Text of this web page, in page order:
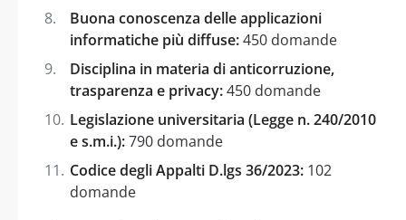
Buona conoscenza delle applicazioni
informatiche più diffuse:450 domande
Disciplina in materia di anticorruzione,
trasparenza e privacy:450 domande
Legislazione universitaria (Legge n. 240/2010
e s.m.i.):790 domande
Codice degli Appalti D.lgs 36/2023: 102
domande